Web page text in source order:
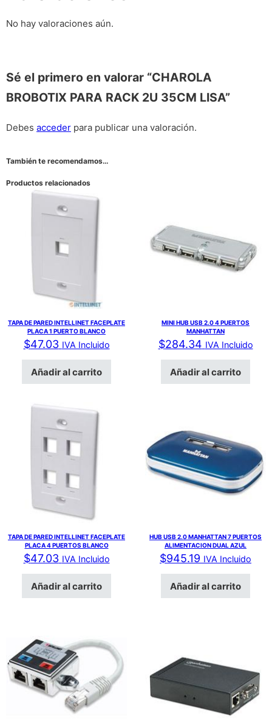
No hay valoraciones aún.
Sé el primero en valorar “CHAROLA
BROBOTIX PARA RACK 2U 35CM LISA”
Debes acceder para publicar una valoración.
También te recomendamos…
Productos relacionados
TAPA DE PARED INTELLINET FACEPLATE
PLACA 1 PUERTO BLANCO
$47.03 IVA Incluido
Añadir al carrito
MINI HUB USB 2.0 4 PUERTOS
MANHATTAN
$284.34 IVA Incluido
Añadir al carrito
TAPA DE PARED INTELLINET FACEPLATE
PLACA 4 PUERTOS BLANCO
$47.03 IVA Incluido
Añadir al carrito
HUB USB 2.0 MANHATTAN 7 PUERTOS
ALIMENTACION DUAL AZUL
$945.19 IVA Incluido
Añadir al carrito